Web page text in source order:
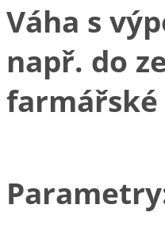
Váha s
např. do